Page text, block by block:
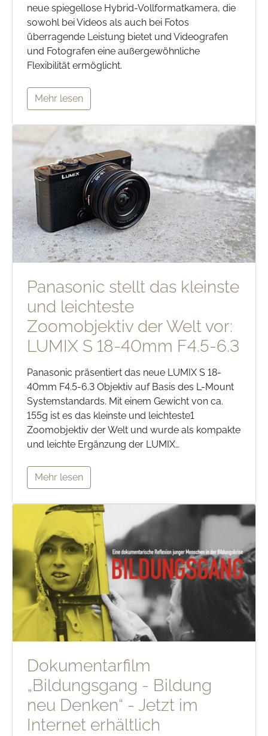
neue spiegellose Hybrid-Vollformatkamera, die
sowohl bei Videos als auch bei Fotos
überragende Leistung bietet und Videografen
und Fotografen eine außergewöhnliche
Flexibilität ermöglicht.
Mehr lesen
Panasonic stellt das kleinste
und leichteste
Zoomobjektiv der Welt vor:
LUMIX S 18-40mm F4.5-6.3
Panasonic präsentiert das neue LUMIX S 18-
40mm F4.5-6.3 Objektiv auf Basis des L-Mount
Systemstandards. Mit einem Gewicht von ca.
155g ist es das kleinste und leichteste1
Zoomobjektiv der Welt und wurde als kompakte
und leichte Ergänzung der LUMIX…
Mehr lesen
Dokumentarfilm
„Bildungsgang - Bildung
neu Denken“ - Jetzt im
Internet erhältlich